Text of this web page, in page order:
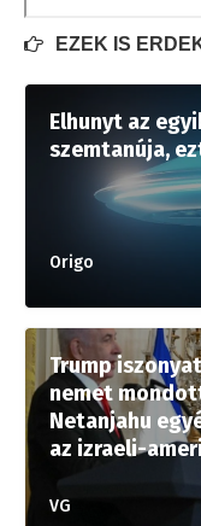
EZEK IS
Elhunyt az
szemtanúja,
Origo
Trump
nemet
Netanjahu
az izraeli-
VG